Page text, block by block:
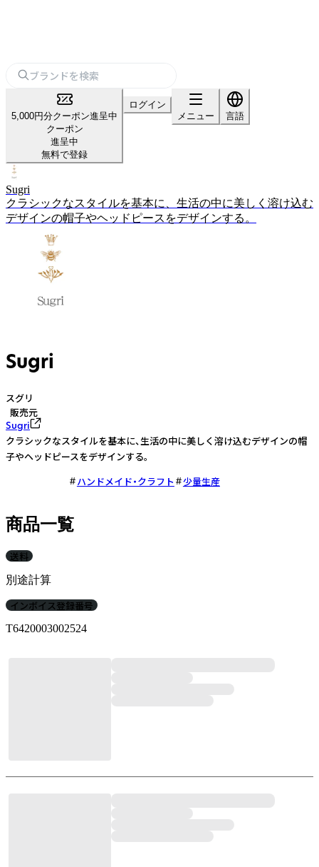
5,000円分クーポン進呈中
クーポン
進呈中
無料で登録
ログイン
メニュー
言語
Sugri
クラシックなスタイルを基本に、生活の中に美しく溶け込む
デザインの帽子やヘッドピースをデザインする。
Sugri
スグリ
販売元
Sugri
クラシックなスタイルを基本に、生活の中に美しく溶け込むデザインの帽
子やヘッドピースをデザインする。
ハンドメイド・クラフト
少量生産
商品一覧
送料
別途計算
インボイス登録番号
T6420003002524